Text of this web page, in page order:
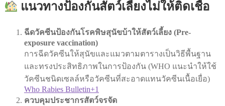
แนวทางป้องกันสัตว์เลี้ยงไม่ให้ติดเชื้อ
ฉีดวัคซีนป้องกันโรคพิษสุนัขบ้าให้สัตว์เลี้ยง (Pre-
exposure vaccination)
การฉีดวัคซีนให้สุนัขและแมวตามตารางเป็นวิธีพื้นฐาน
และทรงประสิทธิภาพในการป้องกัน (WHO แนะนำให้ใช้
วัคซีนชนิดเซลล์หรือวัคซีนที่สะอาดแทนวัคซีนเนื้อเยื่อ)
Who Rabies Bulletin+1
ควบคุมประชากรสัตว์จรจัด